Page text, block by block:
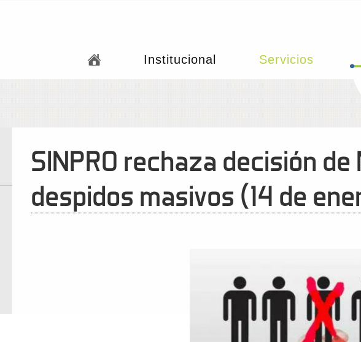
Institucional Servicios
SINPRO rechaza decisión
despidos masivos (14 de